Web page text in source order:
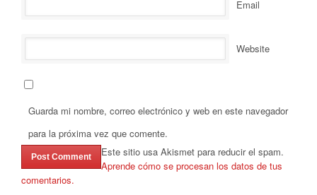
Email
Website
Guarda mi nombre, correo electrónico y web en este navegador
para la próxima vez que comente.
Este sitio usa Akismet para reducir el spam.
Aprende cómo se procesan los datos de tus
comentarios.